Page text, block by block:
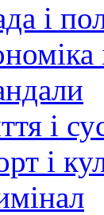
і
і
і